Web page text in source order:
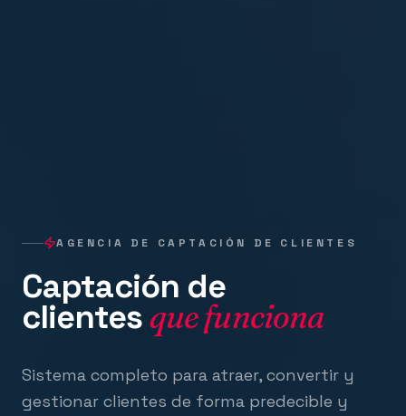
AGENCIA DE CAPTACIÓN DE CLIENTES
Captación de
clientesque funciona
Sistema completo para atraer, convertir y
gestionar clientes de forma predecible y